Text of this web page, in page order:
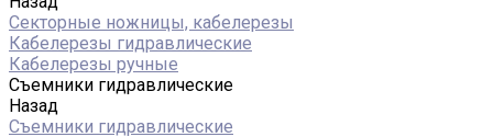
Секторные ножницы, кабелерезы
Кабелерезы гидравлические
Кабелерезы ручные
Съемники гидравлические
Назад
Съемники гидравлические